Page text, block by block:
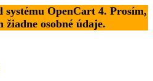
systému OpenCart 4. Prosím,
žiadne osobné údaje.